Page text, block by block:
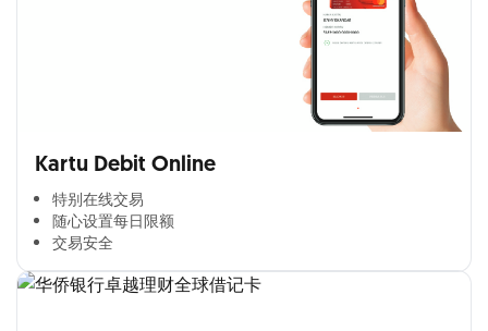
Kartu Debit Online
特别在线交易​
随心设置每日限额​
交易安全​